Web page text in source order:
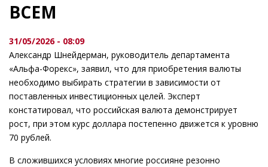
ВСЕМ
31/05/2026 - 08:09
Александр Шнейдерман, руководитель департамента
«Альфа-Форекс», заявил, что для приобретения валюты
необходимо выбирать стратегии в зависимости от
поставленных инвестиционных целей. Эксперт
констатировал, что российская валюта демонстрирует
рост, при этом курс доллара постепенно движется к уровню
70 рублей.
В сложившихся условиях многие россияне резонно